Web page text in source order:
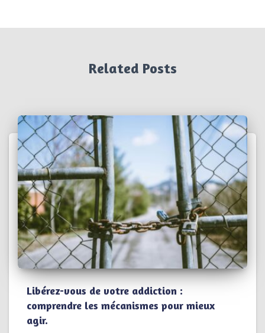
Related Posts
Libérez-vous de votre addiction :
comprendre les mécanismes pour mieux
agir.